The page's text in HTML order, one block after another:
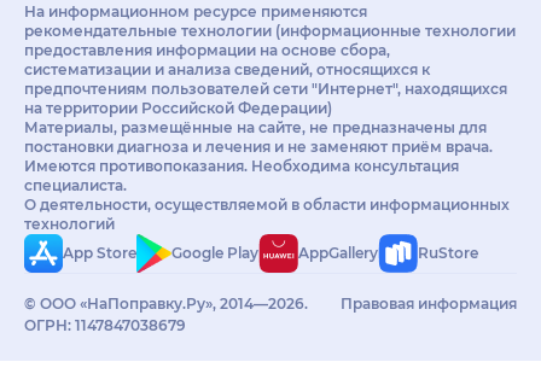
На информационном ресурсе применяются
рекомендательные технологии (информационные технологии
предоставления информации на основе сбора,
систематизации и анализа сведений, относящихся к
предпочтениям пользователей сети "Интернет", находящихся
на территории Российской Федерации)
Материалы, размещённые на сайте, не предназначены для
постановки диагноза и лечения и не заменяют приём врача.
Имеются противопоказания. Необходима консультация
специалиста.
О деятельности, осуществляемой в области информационных
технологий
App Store
Google Play AppGallery RuStore
© ООО «НаПоправку.Ру», 2014—2026.
ОГРН: 1147847038679
Правовая информация